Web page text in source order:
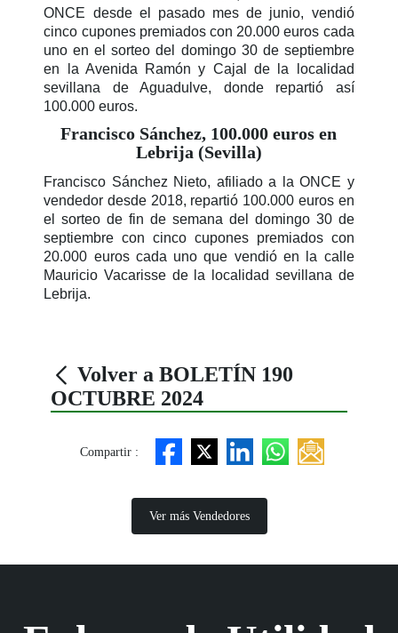
ONCE desde el pasado mes de junio, vendió
cinco cupones premiados con 20.000 euros cada
uno en el sorteo del domingo 30 de septiembre
en la Avenida Ramón y Cajal de la localidad
sevillana de Aguadulve, donde repartió así
100.000 euros.
Francisco Sánchez, 100.000 euros en
Lebrija (Sevilla)
Francisco Sánchez Nieto, afiliado a la ONCE y
vendedor desde 2018, repartió 100.000 euros en
el sorteo de fin de semana del domingo 30 de
septiembre con cinco cupones premiados con
20.000 euros cada uno que vendió en la calle
Mauricio Vacarisse de la localidad sevillana de
Lebrija.
Volver a BOLETÍN 190
OCTUBRE 2024
Compartir :
Ver más Vendedores